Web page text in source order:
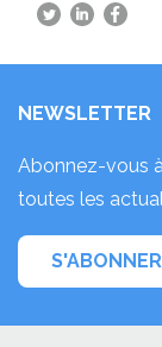
NEWSLETTER
Abonnez-vous
toutes les
S'ABONNER